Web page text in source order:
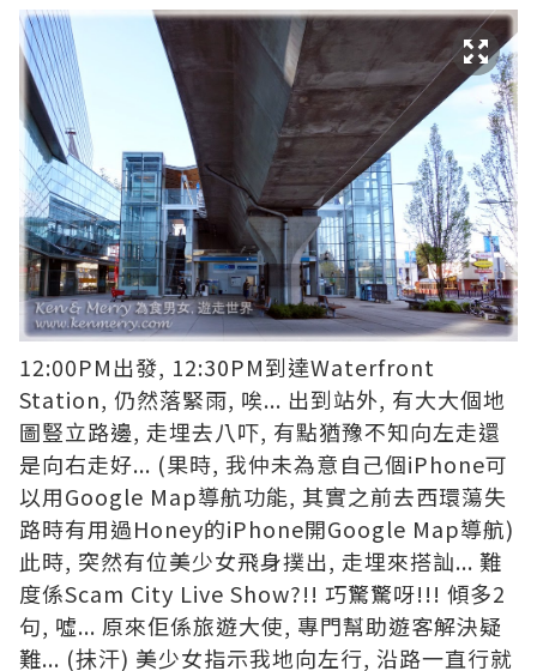
12:00PM出發, 12:30PM到達Waterfront
Station, 仍然落緊雨, 唉... 出到站外, 有大大個地
圖豎立路邊, 走埋去八吓, 有點猶豫不知向左走還
是向右走好... (果時, 我仲未為意自己個iPhone可
以用Google Map導航功能, 其實之前去西環蕩失
路時有用過Honey的iPhone開Google Map導航)
此時, 突然有位美少女飛身撲出, 走埋來搭訕... 難
度係Scam City Live Show?!! 巧驚驚呀!!! 傾多2
句, 噓... 原來佢係旅遊大使, 專門幫助遊客解決疑
難... (抺汗) 美少女指示我地向左行, 沿路一直行就